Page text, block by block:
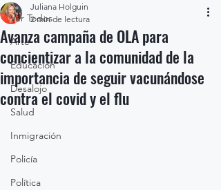
Ver Todos
Arte
Educación
Desalojo
Salud
Inmigración
Policía
Política
Avanza campaña de OLA para
concientizar a la comunidad de la
importancia de seguir vacunándose
contra el covid y el flu
Juliana Holguin
2 min de lectura